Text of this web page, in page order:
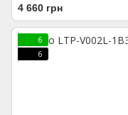
4 660 грн
6
6